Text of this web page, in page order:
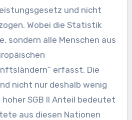
und nicht
Wobei die Statistik
sondern alle Menschen aus
erfasst. Die
nicht nur deshalb wenig
SGB II Anteil bedeutet
aus diesen Nationen